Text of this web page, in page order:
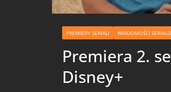
PREMIERY SERIALI WIADOMOŚCI
Premiera 2.
Disney+